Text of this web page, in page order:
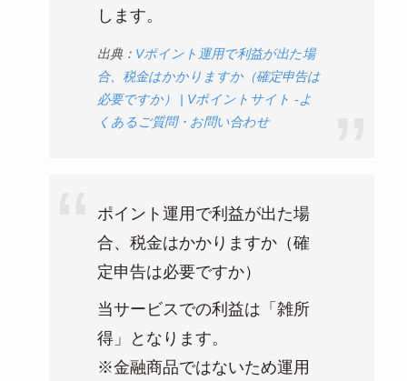
します。
出典： Vポイント運用で利益が出た場
合、税金はかかりますか（確定申告は
必要ですか） | Vポイントサイト -よ
くあるご質問・お問い合わせ
ポイント運用で利益が出た場
合、税金はかかりますか（確
定申告は必要ですか）
当サービスでの利益は「雑所
得」となります。
※金融商品ではないため運用